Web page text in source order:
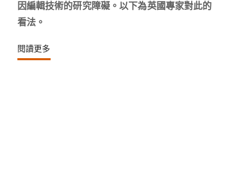
因編輯技術的研究障礙。以下為英國專家對此的
看法。
閱讀更多